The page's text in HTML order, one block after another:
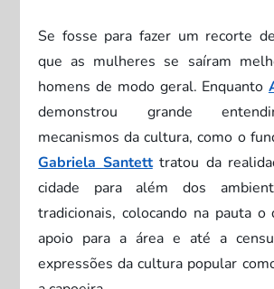
Se fosse para fazer um recorte
que as mulheres se saíram
homens de modo geral. Enquanto
demonstrou grande
mecanismos da cultura, como o
Gabriela Santetttratou da
cidade para além dos
tradicionais, colocando na pauta
apoio para a área e até a
expressões da cultura popular